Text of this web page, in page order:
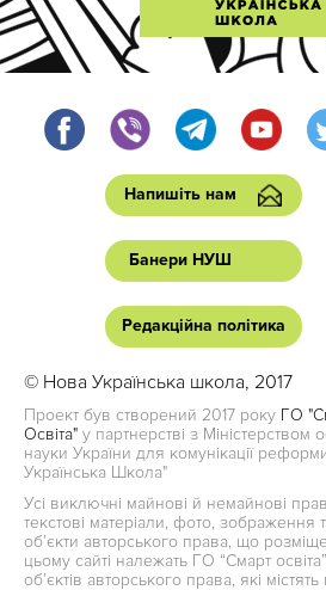
Напишіть нам
Банери НУШ
Редакційна політика
© Нова Українська школа, 2017
Проект був створений 2017 року ГО
Освіта" у партнерстві з Міністерством
науки України для комунікації
Українська Школа"
Усі виключні майнові й немайнові
текстові матеріали, фото, зображення
об’єкти авторського права, що
цьому сайті належать ГО “Смарт
об’єктів авторського права, які